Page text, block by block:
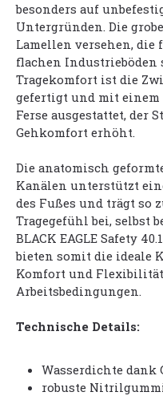
besonders auf
Untergründen. Die
Lamellen versehen,
flachen Industrieböden
Tragekomfort ist die
gefertigt und mit
Ferse ausgestattet, der
Gehkomfort erhöht.
Die anatomisch
Kanälen unterstützt
des Fußes und trägt so
Tragegefühl bei, selbst
BLACK EAGLE Safety
bieten somit die ideale
Komfort und
Arbeitsbedingungen.
Technische Details:
Wasserdichte dank
robuste